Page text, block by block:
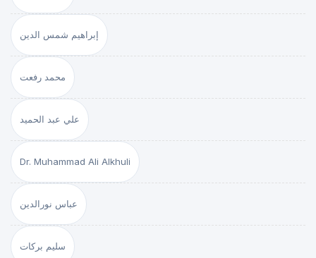
إبراهيم شمس الدين
محمد رفعت
علي عبد الحميد
Dr. Muhammad Ali Alkhuli
عباس نورالدين
سليم بركات